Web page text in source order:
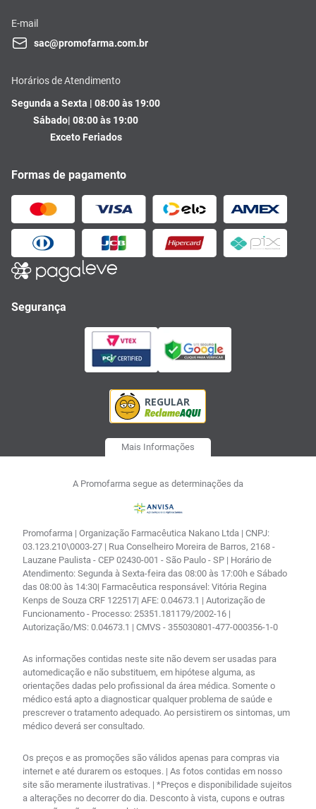
E-mail
sac@promofarma.com.br
Horários de Atendimento
Segunda a Sexta | 08:00 às 19:00
Sábado| 08:00 às 19:00
Exceto Feriados
Formas de pagamento
Segurança
Mais Informações
A Promofarma segue as determinações da
Promofarma | Organização Farmacêutica Nakano Ltda | CNPJ:
03.123.210\0003-27 | Rua Conselheiro Moreira de Barros, 2168 -
Lauzane Paulista - CEP 02430-001 - São Paulo - SP | Horário de
Atendimento: Segunda à Sexta-feira das 08:00 às 17:00h e Sábado
das 08:00 às 14:30| Farmacêutica responsável: Vitória Regina
Kenps de Souza CRF 122517| AFE: 0.04673.1 | Autorização de
Funcionamento - Processo: 25351.181179/2002-16 |
Autorização/MS: 0.04673.1 | CMVS - 355030801-477-000356-1-0
As informações contidas neste site não devem ser usadas para
automedicação e não substituem, em hipótese alguma, as
orientações dadas pelo profissional da área médica. Somente o
médico está apto a diagnosticar qualquer problema de saúde e
prescrever o tratamento adequado. Ao persistirem os sintomas, um
médico deverá ser consultado.
Os preços e as promoções são válidos apenas para compras via
internet e até durarem os estoques. | As fotos contidas em nosso
site são meramente ilustrativas. | *Preços e disponibilidade sujeitos
a alterações no decorrer do dia. Desconto à vista, cupons e outras